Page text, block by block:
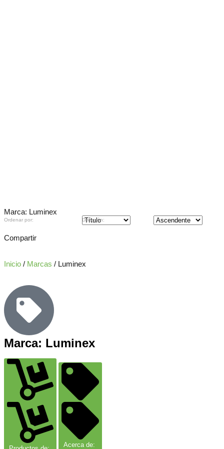
Marca: Luminex
Ordenar por: Dirección:
Compartir
Inicio / Marcas / Luminex
Marca: Luminex
Acerca de: